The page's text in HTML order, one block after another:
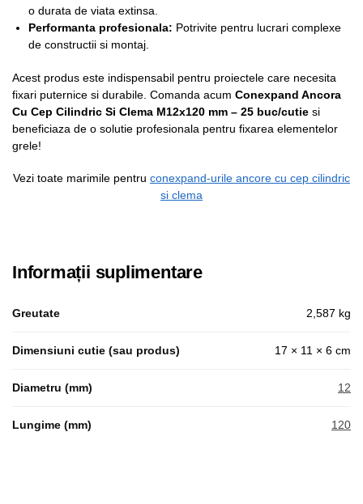
o durata de viata extinsa.
Performanta profesionala: Potrivite pentru lucrari complexe
de constructii si montaj.
Acest produs este indispensabil pentru proiectele care necesita
fixari puternice si durabile. Comanda acum Conexpand Ancora
Cu Cep Cilindric Si Clema M12x120 mm – 25 buc/cutie si
beneficiaza de o solutie profesionala pentru fixarea elementelor
grele!
Vezi toate marimile pentru conexpand-urile ancore cu cep cilindric
si clema
Informații suplimentare
Greutate 2,587 kg
Dimensiuni cutie (sau produs) 17 × 11 × 6 cm
Diametru (mm) 12
Lungime (mm) 120